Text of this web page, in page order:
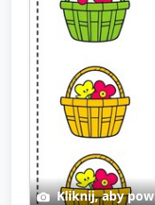
Kliknij, aby